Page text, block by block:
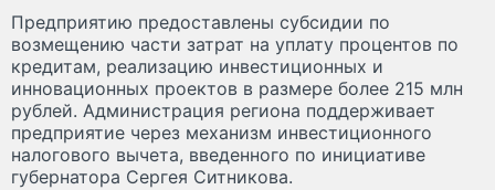
Предприятию предоставлены субсидии по
возмещению части затрат на уплату процентов по
кредитам, реализацию инвестиционных и
инновационных проектов в размере более 215 млн
рублей. Администрация региона поддерживает
предприятие через механизм инвестиционного
налогового вычета, введенного по инициативе
губернатора Сергея Ситникова.